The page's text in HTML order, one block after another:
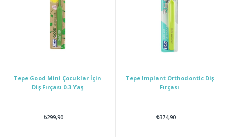
Tepe Good Mini Çocuklar İçin
Diş Fırçası 0-3 Yaş
₺299,90
Tepe Implant Orthodontic Diş
Fırçası
₺374,90